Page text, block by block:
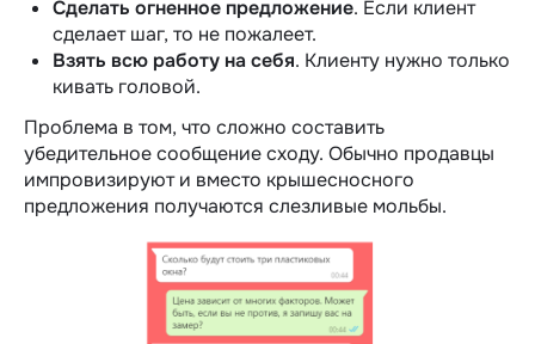
Сделать огненное предложение. Если клиент
сделает шаг, то не пожалеет.
Взять всю работу на себя. Клиенту нужно только
кивать головой.
Проблема в том, что сложно составить
убедительное сообщение сходу. Обычно продавцы
импровизируют и вместо крышесносного
предложения получаются слезливые мольбы.